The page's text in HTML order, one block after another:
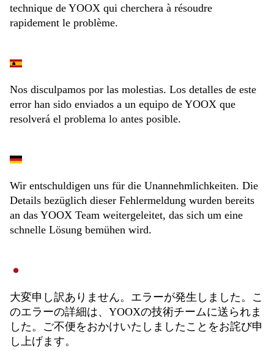
technique de YOOX qui cherchera à résoudre
rapidement le problème.
Nos disculpamos por las molestias. Los detalles de este
error han sido enviados a un equipo de YOOX que
resolverá el problema lo antes posible.
Wir entschuldigen uns für die Unannehmlichkeiten. Die
Details bezüglich dieser Fehlermeldung wurden bereits
an das YOOX Team weitergeleitet, das sich um eine
schnelle Lösung bemühen wird.
大変申し訳ありません。エラーが発生しました。こ
のエラーの詳細は、YOOXの技術チームに送られま
した。ご不便をおかけいたしましたことをお詫び申
し上げます。